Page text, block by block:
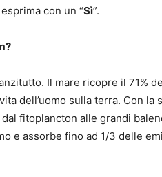
con un “Sì”.
Il mare ricopre il 71%
dell’uomo sulla terra. Con
fitoplancton alle grandi
e assorbe fino ad 1/3 delle